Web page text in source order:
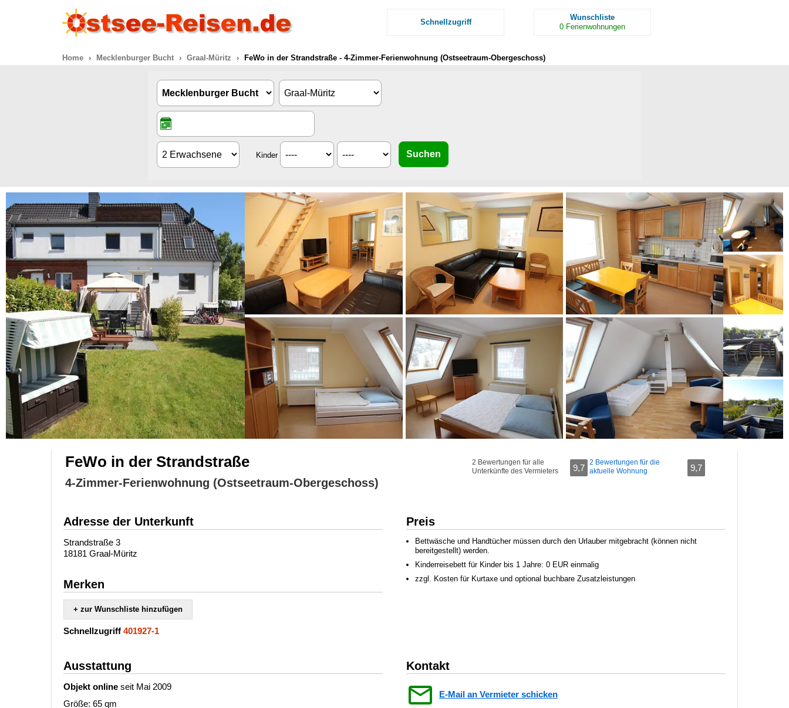
Schnellzugriff
Wunschliste
0 Ferienwohnungen
Home Mecklenburger Bucht Graal-Müritz FeWo in der Strandstraße - 4-Zimmer-Ferienwohnung (Ostseetraum-Obergeschoss)
Kinder
FeWo in der Strandstraße
4-Zimmer-Ferienwohnung (Ostseetraum-Obergeschoss)
2 Bewertungen für alle
Unterkünfte des Vermieters
9,7
2 Bewertungen für die
aktuelle Wohnung
9,7
Adresse der Unterkunft
Strandstraße 3
18181 Graal-Müritz
Merken
+ zur Wunschliste hinzufügen
Schnellzugriff 401927-1
Preis
Bettwäsche und Handtücher müssen durch den Urlauber mitgebracht (können nicht
bereitgestellt) werden.
Kinderreisebett für Kinder bis 1 Jahre: 0 EUR einmalig
zzgl. Kosten für Kurtaxe und optional buchbare Zusatzleistungen
Ausstattung
Objekt online seit Mai 2009
Größe: 65 qm
Kontakt
E-Mail an Vermieter schicken